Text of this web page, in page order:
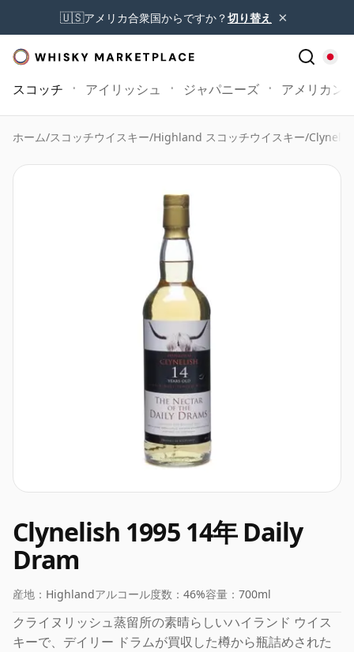
🇺🇸アメリカ合衆国からですか？切り替え ×
スコッチ アイリッシュ ジャパニーズ アメリカン
ホーム/スコッチウイスキー/Highland スコッチウイスキー/
Clynelish 1995 14年 Daily
Dram
産地： Highlandアルコール度数： 46%容量： 700ml
クライヌリッシュ蒸留所の素晴らしいハイランド ウイス
キーで、デイリー ドラムが買収した樽から瓶詰めされた